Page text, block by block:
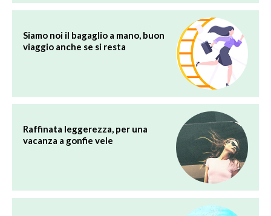
Siamo noi il bagaglio a mano, buon
viaggio anche se si resta
Raffinata leggerezza, per una
vacanza a gonfie vele